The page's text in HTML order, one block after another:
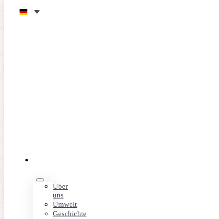
Zum Hauptinhalt springen
Über
uns
Umwelt
Geschichte